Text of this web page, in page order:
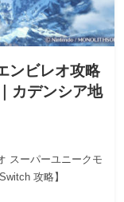
ンビレオ攻略
カデンシア地
スーパーユニークモ
攻略】